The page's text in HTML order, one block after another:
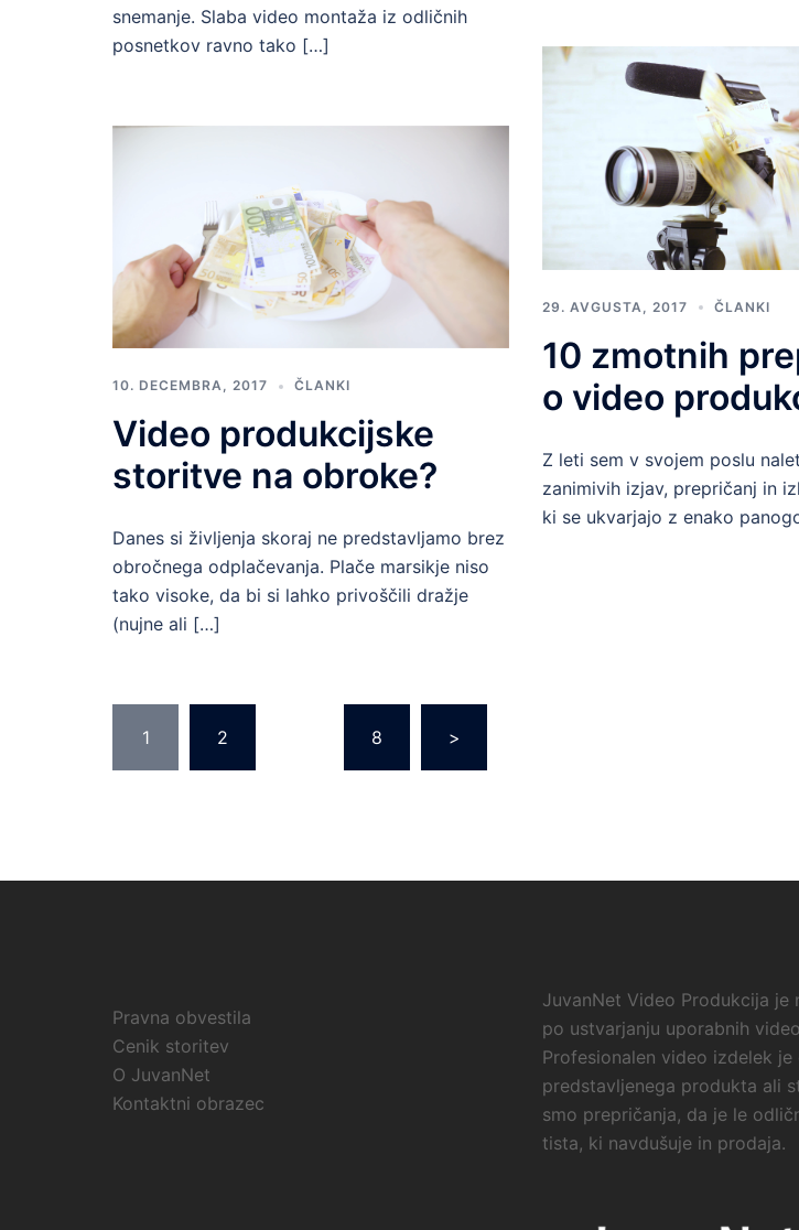
snemanje. Slaba video montaža iz odličnih
posnetkov ravno tako […]
10. DECEMBRA, 2017 ČLANKI
Video produkcijske
storitve na obroke?
Danes si življenja skoraj ne predstavljamo brez
obročnega odplačevanja. Plače marsikje niso
tako visoke, da bi si lahko privoščili dražje
(nujne ali […]
29. AVGUSTA, 2017 ČLANKI
10 zmotnih
o video
Z leti sem v svojem poslu
zanimivih izjav, prepričanj in
ki se ukvarjajo z enako
Številčenje
prispevkov
1 2 8 >
Pravna obvestila
Cenik storitev
O JuvanNet
Kontaktni obrazec
JuvanNet Video Produkcija je
po ustvarjanju uporabnih
Profesionalen video izdelek
predstavljenega produkta ali
smo prepričanja, da je le
tista, ki navdušuje in prodaja.